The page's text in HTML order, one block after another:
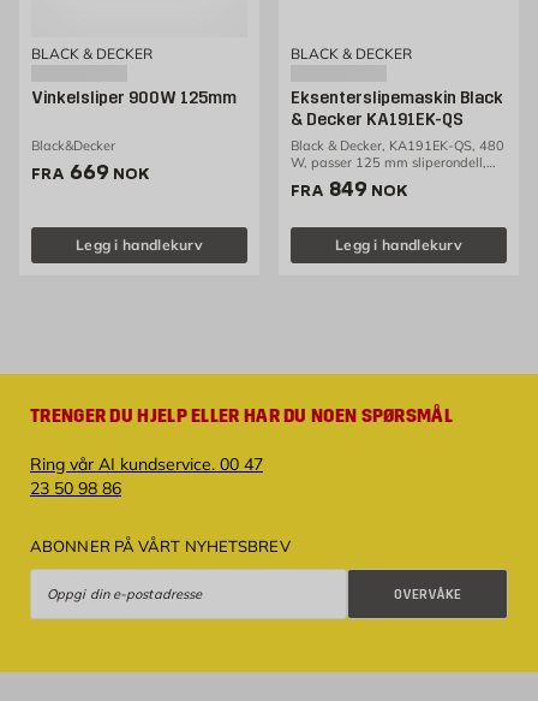
BLACK & DECKER
Vinkelsliper 900W 125mm
Black&Decker
FRA Pris 669 NOK /stk
669 NOK
Legg i handlekurv
BLACK & DECKER
Eksenterslipemaskin Black
& Decker KA191EK-QS
Black & Decker, KA191EK-QS, 480
W, passer 125 mm sliperondell,
justerbar hastighet mellom 8000-
22000 o/min
FRA Pris 849 NOK /stk
849 NOK
Legg i handlekurv
TRENGER DU HJELP ELLER HAR DU NOEN SPØRSMÅL
Ring vår AI kundservice. 00 47
23 50 98 86
ABONNER PÅ VÅRT NYHETSBREV
OVERVÅKE